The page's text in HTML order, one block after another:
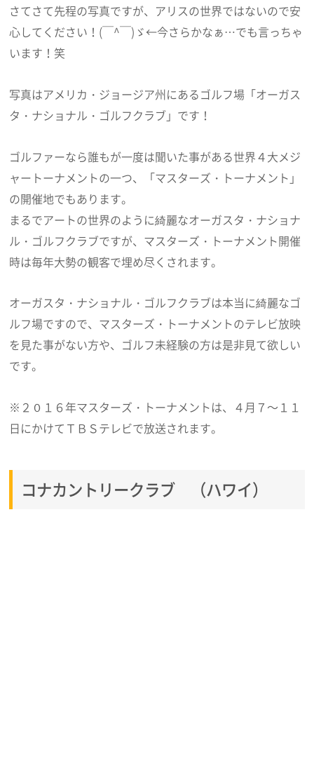
さてさて先程の写真ですが、アリスの世界ではないので安
心してください！(￣^￣)ゞ←今さらかなぁ…でも言っちゃ
います！笑
写真はアメリカ・ジョージア州にあるゴルフ場「オーガス
タ・ナショナル・ゴルフクラブ」です！
ゴルファーなら誰もが一度は聞いた事がある世界４大メジ
ャートーナメントの一つ、「マスターズ・トーナメント」
の開催地でもあります。
まるでアートの世界のように綺麗なオーガスタ・ナショナ
ル・ゴルフクラブですが、マスターズ・トーナメント開催
時は毎年大勢の観客で埋め尽くされます。
オーガスタ・ナショナル・ゴルフクラブは本当に綺麗なゴ
ルフ場ですので、マスターズ・トーナメントのテレビ放映
を見た事がない方や、ゴルフ未経験の方は是非見て欲しい
です。
※２０１６年マスターズ・トーナメントは、４月７～１１
日にかけてＴＢＳテレビで放送されます。
コナカントリークラブ （ハワイ）